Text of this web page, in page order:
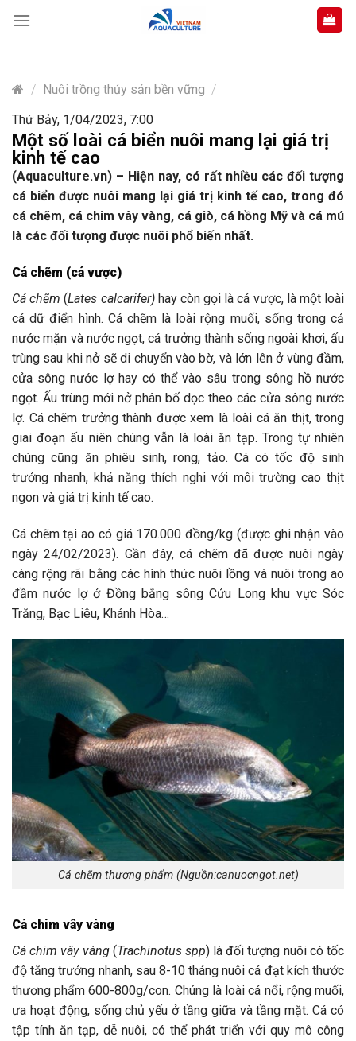
content
/ Nuôi trồng thủy sản bền vững /
Thứ Bảy, 1/04/2023, 7:00
Một số loài cá biển nuôi mang lại giá trị
kinh tế cao
(Aquaculture.vn) – Hiện nay, có rất nhiều các đối tượng
cá biển được nuôi mang lại giá trị kinh tế cao, trong đó
cá chẽm, cá chim vây vàng, cá giò, cá hồng Mỹ và cá mú
là các đối tượng được nuôi phổ biến nhất.
Cá chẽm (cá vược)
Cá chẽm(Lates calcarifer)hay còn gọi là cá vược, là một loài
cá dữ điển hình. Cá chẽm là loài rộng muối, sống trong cả
nước mặn và nước ngọt, cá trưởng thành sống ngoài khơi, ấu
trùng sau khi nở sẽ di chuyển vào bờ, và lớn lên ở vùng đầm,
cửa sông nước lợ hay có thể vào sâu trong sông hồ nước
ngọt. Ấu trùng mới nở phân bố dọc theo các cửa sông nước
lợ. Cá chẽm trưởng thành được xem là loài cá ăn thịt, trong
giai đoạn ấu niên chúng vẫn là loài ăn tạp. Trong tự nhiên
chúng cũng ăn phiêu sinh, rong, tảo. Cá có tốc độ sinh
trưởng nhanh, khả năng thích nghi với môi trường cao thịt
ngon và giá trị kinh tế cao.
Cá chẽm tại ao có giá 170.000 đồng/kg (được ghi nhận vào
ngày 24/02/2023). Gần đây, cá chẽm đã được nuôi ngày
càng rộng rãi bằng các hình thức nuôi lồng và nuôi trong ao
đầm nước lợ ở Đồng bằng sông Cửu Long khu vực Sóc
Trăng, Bạc Liêu, Khánh Hòa…
Cá chẽm thương phẩm (Nguồn:canuocngot.net)
Cá chim vây vàng
Cá chim vây vàng (Trachinotus spp) là đối tượng nuôi có tốc
độ tăng trưởng nhanh, sau 8-10 tháng nuôi cá đạt kích thước
thương phẩm 600-800g/con. Chúng là loài cá nổi, rộng muối,
ưa hoạt động, sống chủ yếu ở tầng giữa và tầng mặt. Cá có
tập tính ăn tạp, dễ nuôi, có thể phát triển với quy mô công